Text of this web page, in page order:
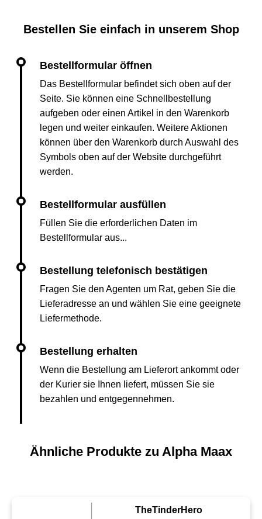
Bestellen Sie einfach in unserem Shop
Das Bestellformular befindet sich oben auf der
Seite. Sie können eine Schnellbestellung
aufgeben oder einen Artikel in den Warenkorb
legen und weiter einkaufen. Weitere Aktionen
können über den Warenkorb durch Auswahl des
Symbols oben auf der Website durchgeführt
werden.
Füllen Sie die erforderlichen Daten im
Bestellformular aus...
Fragen Sie den Agenten um Rat, geben Sie die
Lieferadresse an und wählen Sie eine geeignete
Liefermethode.
Wenn die Bestellung am Lieferort ankommt oder
der Kurier sie Ihnen liefert, müssen Sie sie
bezahlen und entgegennehmen.
Ähnliche Produkte zu Alpha Maax
TheTinderHero